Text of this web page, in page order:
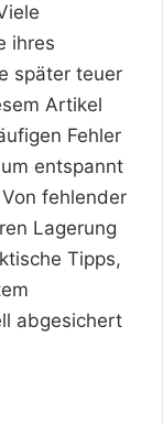
ihres
später teuer
Artikel
Fehler
entspannt
fehlender
Lagerung
Tipps,
abgesichert